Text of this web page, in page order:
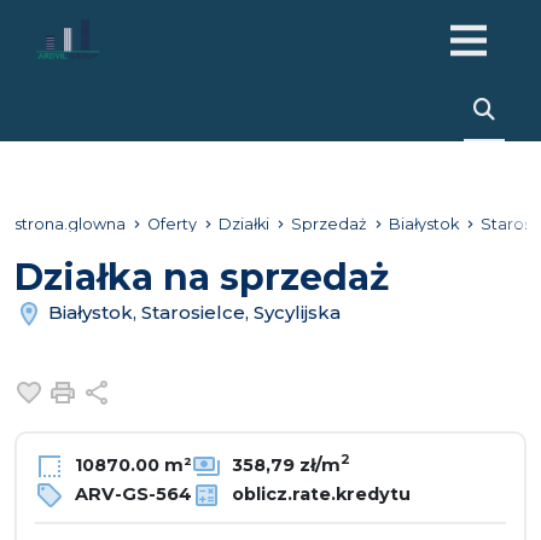
strona.glowna Oferty Działki Sprzedaż Białystok
Działka na sprzedaż
Białystok, Starosielce, Sycylijska
Dodaj do ulubionych
Drukuj
10870.00 m² 358,79 zł/m2
ARV-GS-564 oblicz.rate.kredytu